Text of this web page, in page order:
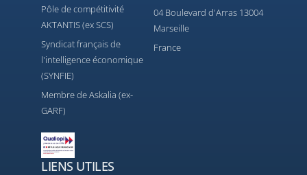
Pôle de compétitivité
AKTANTIS (ex SCS)
Syndicat français de
l'intelligence économique
(SYNFIE)
Membre de Askalia (ex-
GARF)
04 Boulevard d'Arras 13004
Marseille
France
LIENS UTILES